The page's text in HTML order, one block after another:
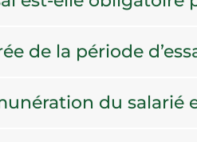
de la période
du salarié